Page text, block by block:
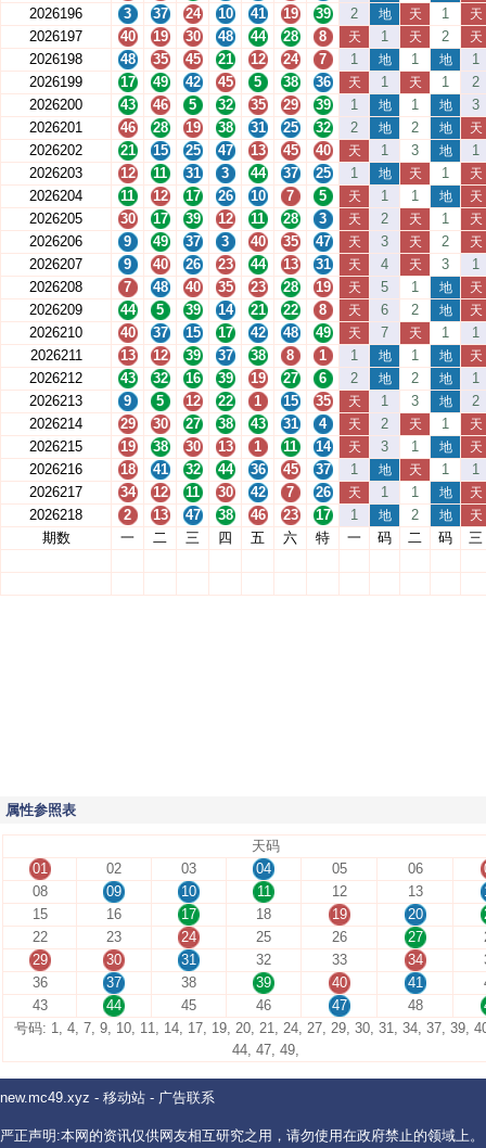
2026196 3 37 24 10 41 19 39 2 地 天 1 天
2026197 40 19 30 48 44 28 8 天 1 天 2 天
2026198 48 35 45 21 12 24 7 1 地 1 地
1
2026199
17 49 42 45 5 38 36 天 1 天 1
2
2026200
43 46 5 32 35 29 39 1 地 1 地
3
2026201
46 28 19 38 31 25 32 2 地 2 地 天
2026202 21 15 25 47 13 45 40 天 1 3 地
1
2026203
12 11 31 3 44 37 25 1 地 天 1 天
2026204 11 12 17 26 10 7 5 天 1 1 地 天
2026205 30 17 39 12 11 28 3 天 2 天 1 天
2026206 9 49 37 3 40 35 47 天 3 天 2 天
2026207 9 40 26 23 44 13 31 天 4 天 3
1
2026208
7 48 40 35 23 28 19 天 5 1 地 天
2026209 44 5 39 14 21 22 8 天 6 2 地 天
2026210 40 37 15 17 42 48 49 天 7 天 1
1
2026211
13 12 39 37 38 8 1 1 地 1 地 天
2026212 43 32 16 39 19 27 6 2 地 2 地
1
2026213
9 5 12 22 1 15 35 天 1 3 地
2
2026214
29 30 27 38 43 31 4 天 2 天 1 天
2026215 19 38 30 13 1 11 14 天 3 1 地 天
2026216 18 41 32 44 36 45 37 1 地 天 1
1
2026217
34 12 11 30 42 7 26 天 1 1 地 天
2026218 2 13 47 38 46 23 17 1 地 2 地 天
期数 一 二 三 四 五 六 特 一 码 二 码 三
属性参照表
天码
01
02 03 04 05 06
08
09 10 11 12 13
15
16 17 18 19 20
22
23 24 25 26 27
29
30 31 32 33 34
36
37 38 39 40 41
43
44 45 46 47 48
号码: 1, 4, 7, 9, 10, 11, 14, 17, 19, 20, 21, 24, 27, 29, 30, 31, 34, 37, 39,
44, 47, 49,
new.mc49.xyz - 移动站 - 广告联系
严正声明:本网的资讯仅供网友相互研究之用，请勿使用在政府禁止的领域上。